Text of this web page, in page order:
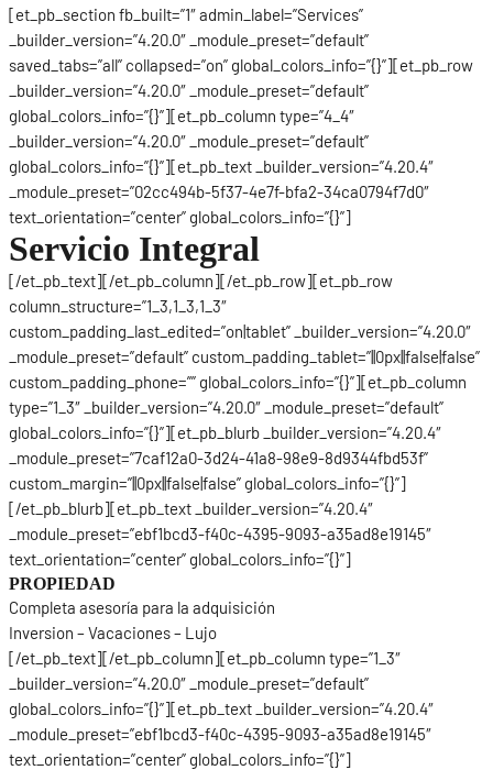
[et_pb_section fb_built=”1″ admin_label=”Services”
_builder_version=”4.20.0″ _module_preset=”default”
saved_tabs=”all” collapsed=”on” global_colors_info=”{}”][et_pb_row
_builder_version=”4.20.0″ _module_preset=”default”
global_colors_info=”{}”][et_pb_column type=”4_4″
_builder_version=”4.20.0″ _module_preset=”default”
global_colors_info=”{}”][et_pb_text _builder_version=”4.20.4″
_module_preset=”02cc494b-5f37-4e7f-bfa2-34ca0794f7d0″
text_orientation=”center” global_colors_info=”{}”]
Servicio Integral
[/et_pb_text][/et_pb_column][/et_pb_row][et_pb_row
column_structure=”1_3,1_3,1_3″
custom_padding_last_edited=”on|tablet” _builder_version=”4.20.0″
_module_preset=”default” custom_padding_tablet=”||0px||false|false”
custom_padding_phone=”” global_colors_info=”{}”][et_pb_column
type=”1_3″ _builder_version=”4.20.0″ _module_preset=”default”
global_colors_info=”{}”][et_pb_blurb _builder_version=”4.20.4″
_module_preset=”7caf12a0-3d24-41a8-98e9-8d9344fbd53f”
custom_margin=”||0px||false|false” global_colors_info=”{}”]
[/et_pb_blurb][et_pb_text _builder_version=”4.20.4″
_module_preset=”ebf1bcd3-f40c-4395-9093-a35ad8e19145″
text_orientation=”center” global_colors_info=”{}”]
PROPIEDAD
Completa asesoría para la adquisición
Inversion – Vacaciones – Lujo
[/et_pb_text][/et_pb_column][et_pb_column type=”1_3″
_builder_version=”4.20.0″ _module_preset=”default”
global_colors_info=”{}”][et_pb_text _builder_version=”4.20.4″
_module_preset=”ebf1bcd3-f40c-4395-9093-a35ad8e19145″
text_orientation=”center” global_colors_info=”{}”]